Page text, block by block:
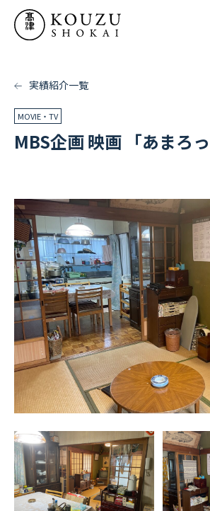
業務内容
- KOUZU LAB
- MATSURI
実績紹介
RENTAL
レンタル部門
COMPANY
会社概要
RECRUIT
採用情報
CONTACT
お問い合わせ
実績紹介一覧
MOVIE・TV
MBS企画 映画 「あまろっ